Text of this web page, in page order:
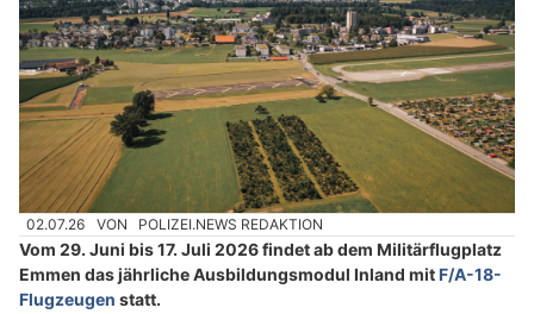
02.07.26 VON POLIZEI.NEWS REDAKTION
Vom 29. Juni bis 17. Juli 2026 findet ab dem Militärflugplatz
Emmen das jährliche Ausbildungsmodul Inland mitF/A-18-
Flugzeugen statt.